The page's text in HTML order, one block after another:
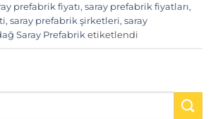
prefabrik fiyatı, saray prefabrik fiyatları,
, saray prefabrik şirketleri, saray
Saray Prefabrik etiketlendi